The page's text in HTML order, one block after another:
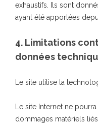
exhaustifs. Ils sont
ayant été apportées
4. Limitations
données
Le site utilise la
Le site Internet ne
dommages matériels liés